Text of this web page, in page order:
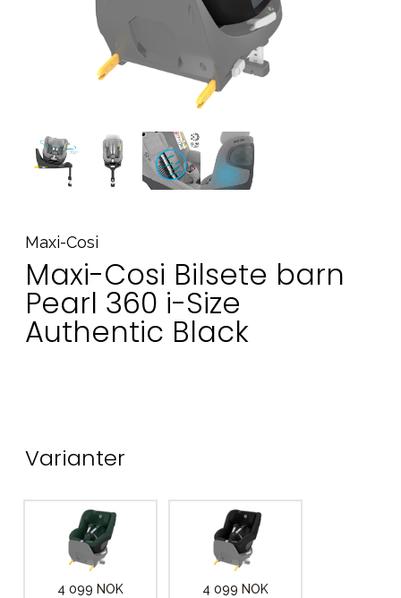
Maxi-Cosi
Maxi-Cosi Bilsete barn
Pearl 360 i-Size
Authentic Black
Varianter
4 099 NOK 4 099 NOK
Tips om gaver
Våre favoritter
Varemerker
Sol og bading Outlet
Kontakt oss på